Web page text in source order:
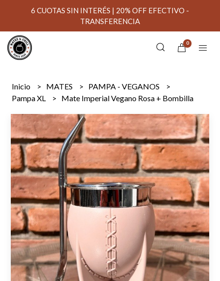
6 CUOTAS SIN INTERÉS | 20% OFF EFECTIVO -
TRANSFERENCIA
0
Inicio MATES
PAMPA - VEGANOS
Pampa XL
Mate Imperial Vegano Rosa + Bombilla